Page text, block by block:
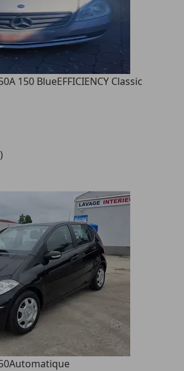
A 150 BlueEFFICIENCY Classic
Automatique